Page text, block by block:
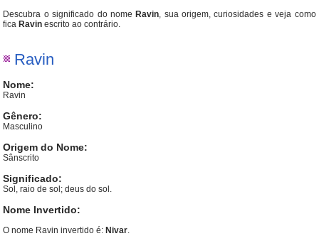
Descubra o significado do nome Ravin, sua origem, curiosidades e veja como
fica Ravin escrito ao contrário.
Ravin
Nome:
Ravin
Gênero:
Masculino
Origem do Nome:
Sânscrito
Significado:
Sol, raio de sol; deus do sol.
Nome Invertido:
O nome Ravin invertido é: Nivar.